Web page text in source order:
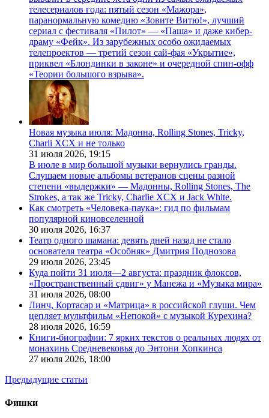
телесериалов года: пятый сезон «Мажора»,
паранормальную комедию «Зовите Витю!», лучший
сериал с фестиваля «Пилот» — «Паша» и даже кибер-
драму «Фейк». Из зарубежных особо ожидаемых
телепроектов — третий сезон сай-фая «Укрытие»,
приквел «Блондинки в законе» и очередной спин-офф
«Теории большого взрыва».
Новая музыка июля: Мадонна, Rolling Stones, Tricky,
Charli XCX и не только
31 июля 2026, 19:15
В июле в мир большой музыки вернулись гранды.
Слушаем новые альбомы ветеранов сцены разной
степени «выдержки» — Мадонны, Rolling Stones, The
Strokes, а так же Tricky, Charlie XCX и Jack White.
Как смотреть «Человека-паука»: гид по фильмам
популярной киновселенной
30 июля 2026, 16:37
Театр одного шамана: девять дней назад не стало
основателя театра «Особняк» Дмитрия Поднозова
29 июля 2026, 23:45
Куда пойти 31 июля—2 августа: праздник флоксов,
«Пространственный сдвиг» у Манежа и «Музыка мира»
31 июля 2026, 08:00
Линч, Кортасар и «Матрица» в российской глуши. Чем
цепляет мультфильм «Непокой» с музыкой Курехина?
28 июля 2026, 16:59
Книги-биографии: 7 ярких текстов о реальных людях от
монахинь Средневековья до Энтони Хопкинса
27 июля 2026, 18:00
Предыдущие статьи
Фишки